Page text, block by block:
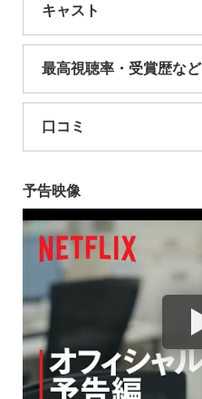
キャスト
最高視聴率・受賞歴など
口コミ
予告映像